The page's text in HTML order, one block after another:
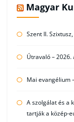
Magyar
Szent II.
Útravaló – 2026.
Mai evangélium
A szolgálat és a
tartják a közép-